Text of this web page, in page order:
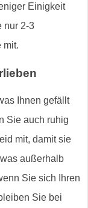
Einigkeit
nur 2-3
mit.
Ihnen gefällt
Sie auch ruhig
mit, damit sie
außerhalb
Sie sich Ihren
Sie bei